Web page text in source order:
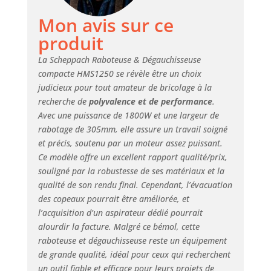
nivellement avec
réglage de l'angle
angle précis de 90 °
à 135 ° Table de
dressage 1075 x 310
mm Table épaisse
500 x 305 mm
Raccord
d'aspiration de 100
mm
Mon avis sur ce
produit
La Scheppach Raboteuse & Dégauchisseuse
compacte HMS1250 se révèle être un choix
judicieux pour tout amateur de bricolage à la
recherche de polyvalence et de performance.
Avec une puissance de 1800W et une largeur de
rabotage de 305mm, elle assure un travail soigné
et précis, soutenu par un moteur assez puissant.
Ce modèle offre un excellent rapport qualité/prix,
souligné par la robustesse de ses matériaux et la
qualité de son rendu final. Cependant, l’évacuation
des copeaux pourrait être améliorée, et
l’acquisition d’un aspirateur dédié pourrait
alourdir la facture. Malgré ce bémol, cette
raboteuse et dégauchisseuse reste un équipement
de grande qualité, idéal pour ceux qui recherchent
un outil fiable et efficace pour leurs projets de